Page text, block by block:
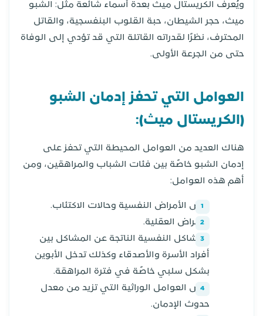
ويُعرف الكريستال ميث بعدة أسماء شائعة مثل: الشبو
ميث، حجر الشيطان، حبة القلوب البنفسجية، والقاتل
المحترف، نظرًا لقدراته القاتلة التي قد تؤدي إلى الوفاة
حتى من الجرعة الأولى.
العوامل التي تحفز إدمان الشبو
(الكريستال ميث):
هناك العديد من العوامل المحيطة التي تحفز على
إدمان الشبو خاصًة بين فئات الشباب والمراهقين، ومن
أهم هذه العوامل:
بعض الأمراض النفسية وحالات الاكتئاب.
الأمراض العقلية.
المشاكل النفسية الناتجة عن المشاكل بين
أفراد الأسرة والأصدقاء وكذلك تدخل الأبوين
بشكل سلبي خاصًة في فترة المراهقة.
بعض العوامل الوراثية التي تزيد من معدل
حدوث الإدمان.